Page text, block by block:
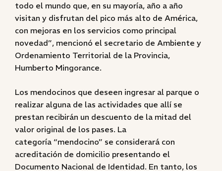
todo el mundo que, en su mayoría, año a año
visitan y disfrutan del pico más alto de América,
con mejoras en los servicios como principal
novedad”, mencionó el secretario de Ambiente y
Ordenamiento Territorial de la Provincia,
Humberto Mingorance.
Los mendocinos que deseen ingresar al parque o
realizar alguna de las actividades que allí se
prestan recibirán un descuento de la mitad del
valor original de los pases. La
categoría “mendocino” se considerará con
acreditación de domicilio presentando el
Documento Nacional de Identidad. En tanto, los